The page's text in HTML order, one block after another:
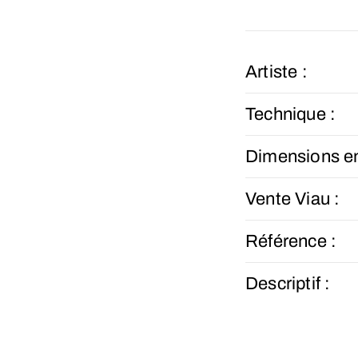
Artiste :
Technique :
Dimensions
Vente Viau :
Référence :
Descriptif :